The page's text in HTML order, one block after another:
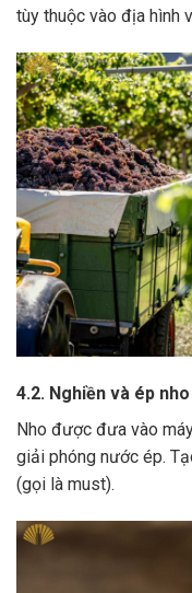
tùy thuộc vào địa hình
4.2. Nghiền và ép nho
Nho được đưa vào
giải phóng nước ép.
(gọi là must).